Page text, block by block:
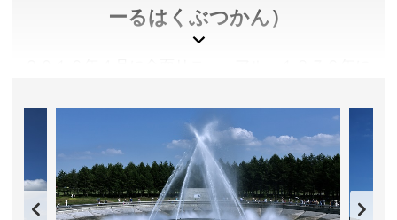
ーるはくぶつかん）
ビールに繋がる伝統と志を、迫力満点の６Ｋシアタ
ー（プレミアムツアーのみで上映）、様々な展示、
試飲（有料）などを通して体感することができま
す。自由見学（無料）も可能です。